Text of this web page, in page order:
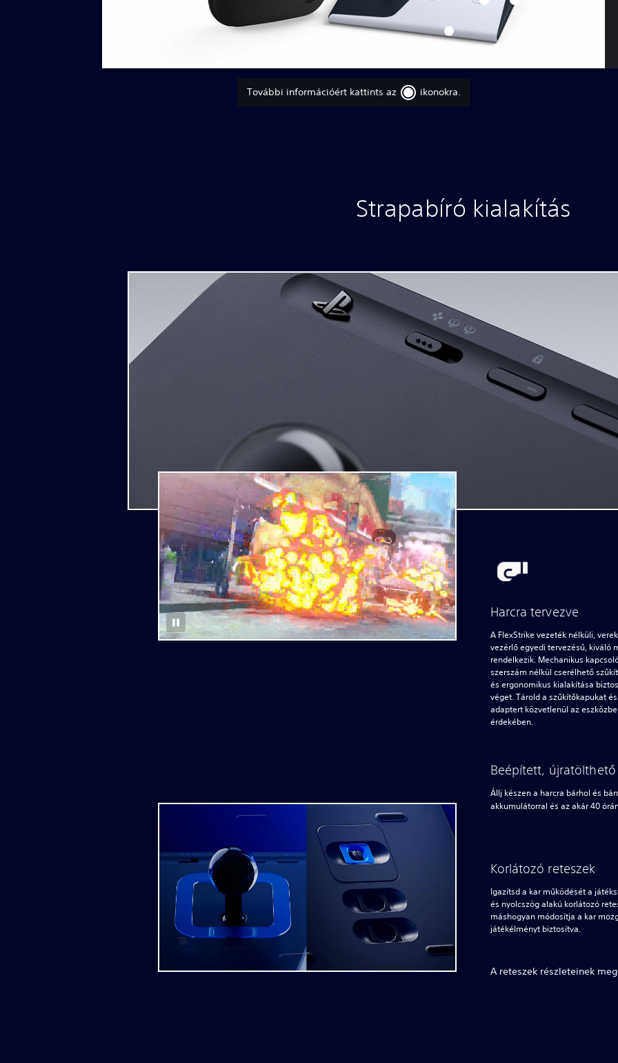
További információért kattints az ikonokra.
Strapabíró kialakítás
Harcra tervezve
A FlexStrike vezeték nélküli,
vezérlő egyedi tervezésű, kiváló
rendelkezik. Mechanikus
szerszám nélkül cserélhető
és ergonomikus kialakítása
véget. Tárold a szűkítőkapukat
adaptert közvetlenül az
érdekében.
Beépített,
Állj készen a harcra bárhol és
akkumulátorral és az akár 40
Korlátozó reteszek
Igazítsd a kar működését a
és nyolcszög alakú korlátozó
máshogyan módosítja a kar
játékélményt biztosítva.
A reteszek részleteinek